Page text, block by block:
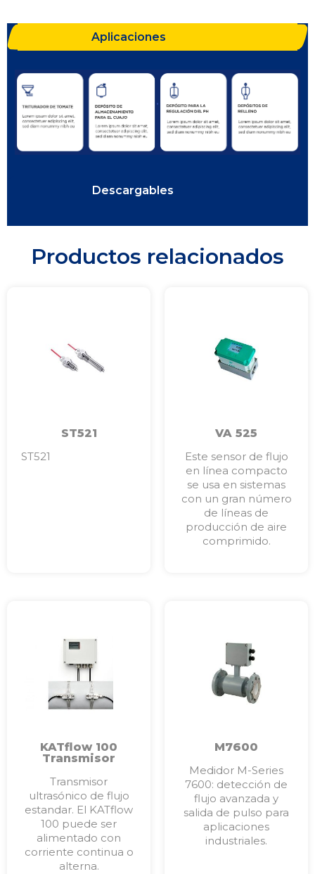
Aplicaciones
Descargables
Productos relacionados
ST521
ST521
VA 525
Este sensor de flujo
en línea compacto
se usa en sistemas
con un gran número
de líneas de
producción de aire
comprimido.
KATflow 100
Transmisor
flujo estandar
Transmisor
ultrasónico de flujo
estandar. El KATflow
100 puede ser
alimentado con
corriente continua o
alterna.
M7600
Medidor M-Series
7600: detección de
flujo avanzada y
salida de pulso para
aplicaciones
industriales.